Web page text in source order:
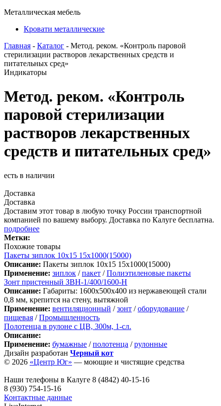
Металлическая мебель
Кровати металлические
Главная - Каталог - Метод. реком. «Контроль паровой
стерилизации растворов лекарственных средств и
питательных сред»
Индикаторы
Метод. реком. «Контроль
паровой стерилизации
растворов лекарственных
средств и питательных сред»
есть в наличии
Доставка
Доставка
Доставим этот товар в любую точку России транспортной
компанией по вашему выбору. Доставка по Калуге бесплатна.
подробнее
Метки:
Похожие товары
Пакеты зиплок 10х15 15х1000(15000)
Описание: Пакеты зиплок 10х15 15х1000(15000)
Применение: зиплок /пакет /Полиэтиленовые пакеты
Зонт пристенный ЗВН-1/400/1600-Н
Описание: Габариты: 1600х500х400 из нержавеющей стали
0,8 мм, крепится на стену, вытяжной
Применение: вентиляционный /зонт /оборудование /
пищевая /Промышленность
Полотенца в рулоне с ЦВ, 300м, 1-сл.
Описание:
Применение: бумажные /полотенца /рулонные
Дизайн разработан Черный кот
© 2026 «Центр Юг» — моющие и чистящие средства
Наши телефоны в Калуге 8 (4842) 40-15-16
8 (930) 754-15-16
Контактные данные